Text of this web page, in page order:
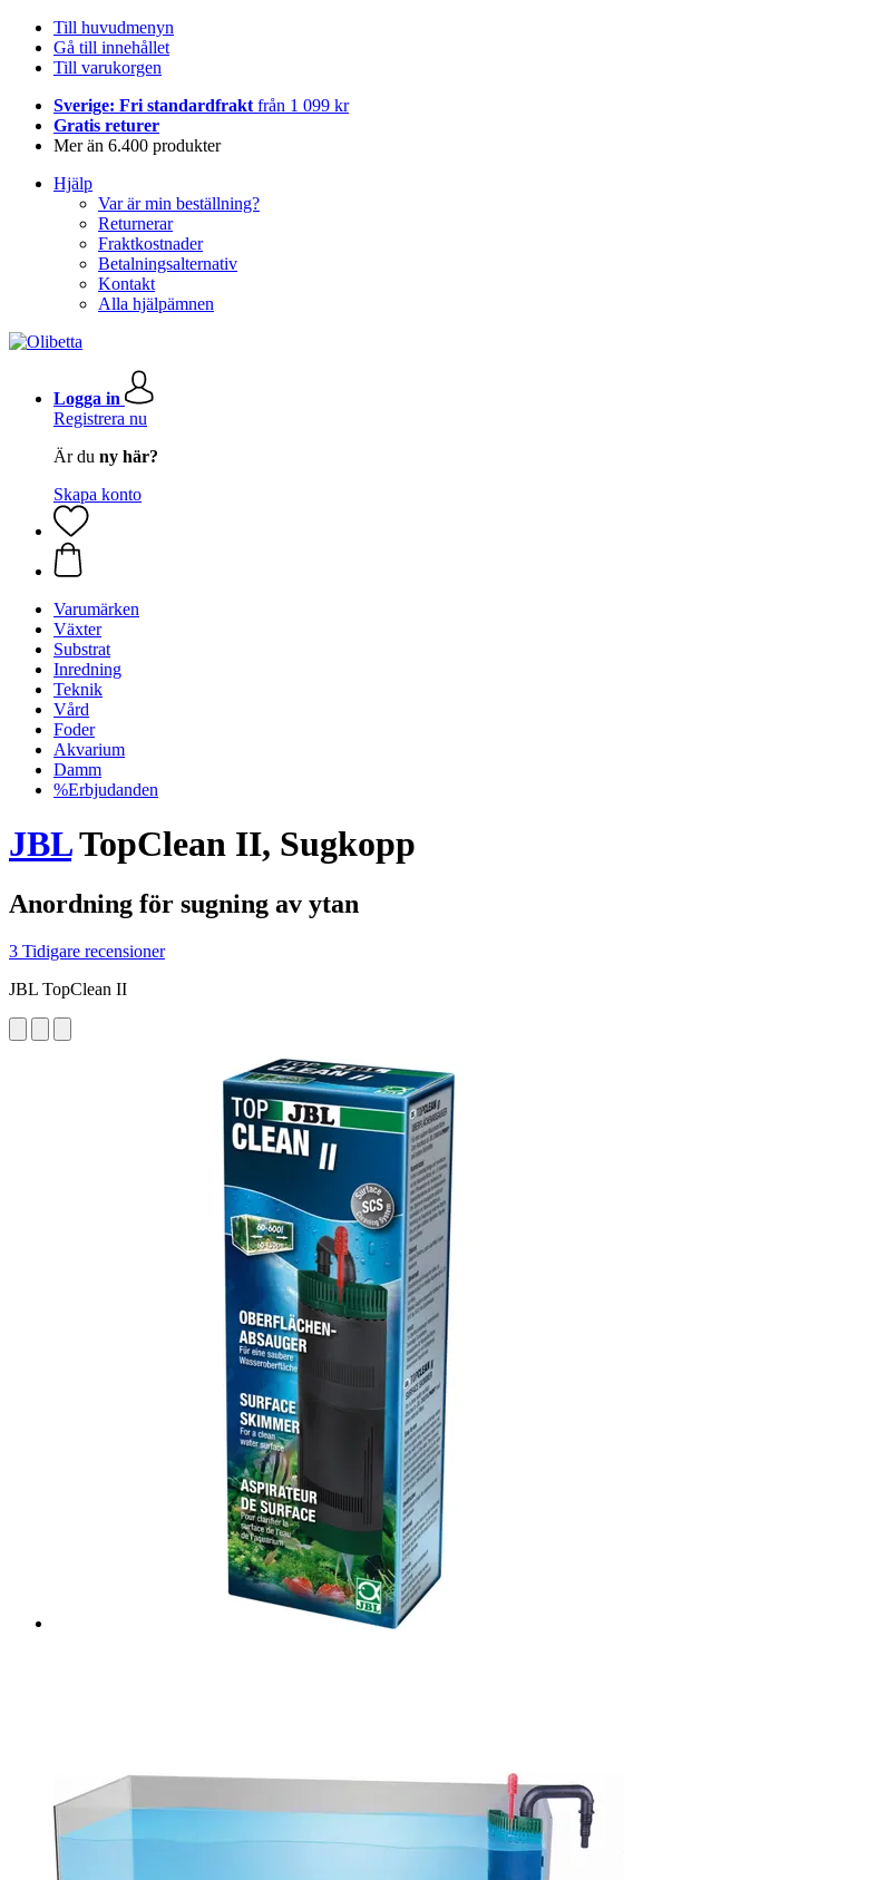
Till huvudmenyn
Gå till innehållet
Till varukorgen
Sverige: Fri standardfrakt från 1 099 kr
Gratis returer
Mer än 6.400 produkter
Hjälp
Var är min beställning?
Returnerar
Fraktkostnader
Betalningsalternativ
Kontakt
Alla hjälpämnen
Logga in
Registrera nu
Är du ny här?
Skapa konto
Varumärken
Växter
Substrat
Inredning
Teknik
Vård
Foder
Akvarium
Damm
%Erbjudanden
JBLTopClean II, Sugkopp
Anordning för sugning av ytan
3 Tidigare recensioner
JBL TopClean II